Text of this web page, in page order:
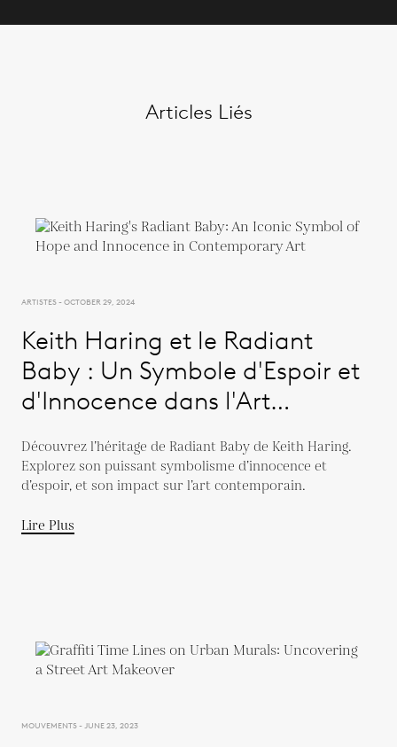
Articles Liés
ARTISTES - OCTOBER 29, 2024
Keith Haring et le Radiant
Baby : Un Symbole d'Espoir et
d'Innocence dans l'Art
Découvrez l’héritage de Radiant Baby de Keith Haring.
Explorez son puissant symbolisme d’innocence et
d’espoir, et son impact sur l’art contemporain.
Lire Plus
MOUVEMENTS - JUNE 23, 2023